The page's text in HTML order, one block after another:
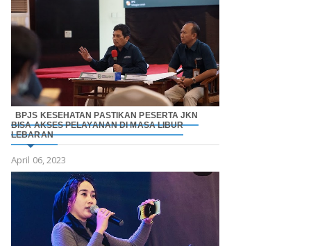
BPJS KESEHATAN PASTIKAN PESERTA JKN
BISA AKSES PELAYANAN DI MASA LIBUR
LEBARAN
April 06, 2023